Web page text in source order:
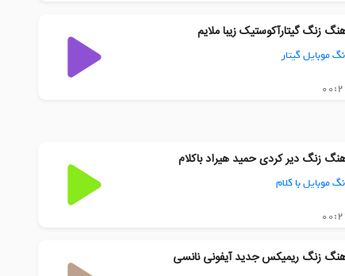
زنگ گیتارآکوستیک زیبا ملایم
موبایل گیتار
زنگ دیر کردی حمید هیراد باکلام
موبایل با کلام
زنگ ریمیکس جدید آیفونی نانسی